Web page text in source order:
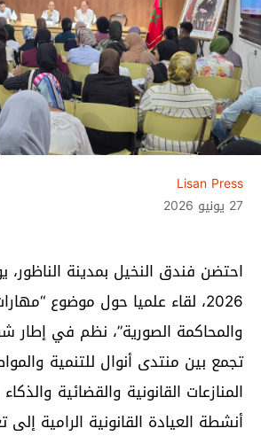
Lisan Press
27 يونيو 2026
2026، لقاء علميا حول موضوع
والمحاكمة الصورية”، نظم في إطار
تجمع بين منتدى أنوال للتنمية
المنازعات القانونية والقضائية
أنشطة العيادة القانونية الرامية إلى